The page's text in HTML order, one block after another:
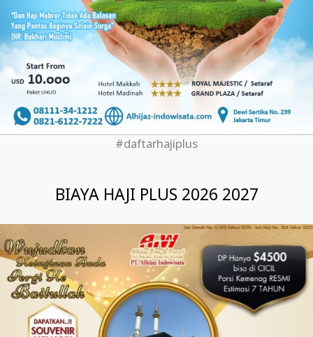
#daftarhajiplus
BIAYA HAJI PLUS 2026 2027